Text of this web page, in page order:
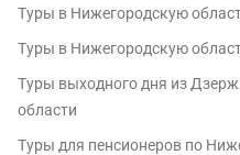
Туры в Нижегородскую
Туры в Нижегородскую
Туры выходного дня из
области
Туры для пенсионеров по